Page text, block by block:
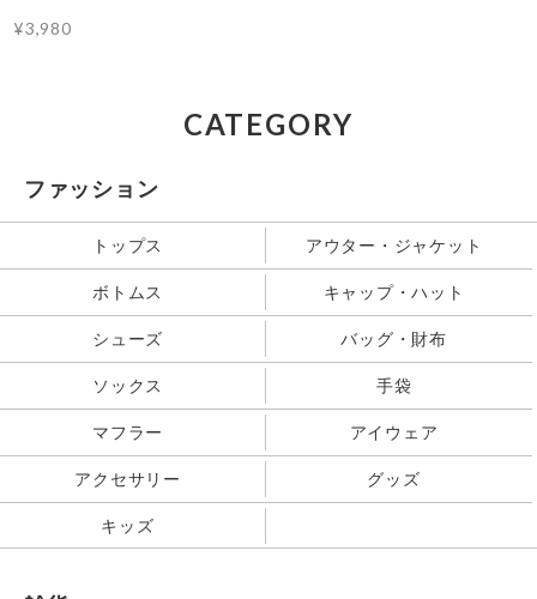
¥3,980
CATEGORY
ファッション
トップス アウター・ジャケット
ボトムス キャップ・ハット
シューズ バッグ・財布
ソックス 手袋
マフラー アイウェア
アクセサリー グッズ
キッズ